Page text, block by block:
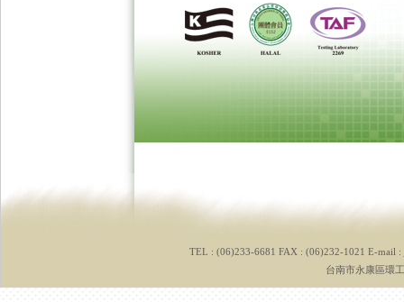
TEL : (06)233-6681 FAX : (06)232-1021 E-mail :
台南市永康區環